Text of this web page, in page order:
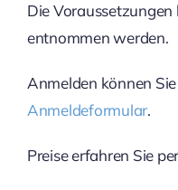
Die Voraussetzungen
entnommen werden.
Anmelden können
Anmeldeformular.
Preise erfahren Sie